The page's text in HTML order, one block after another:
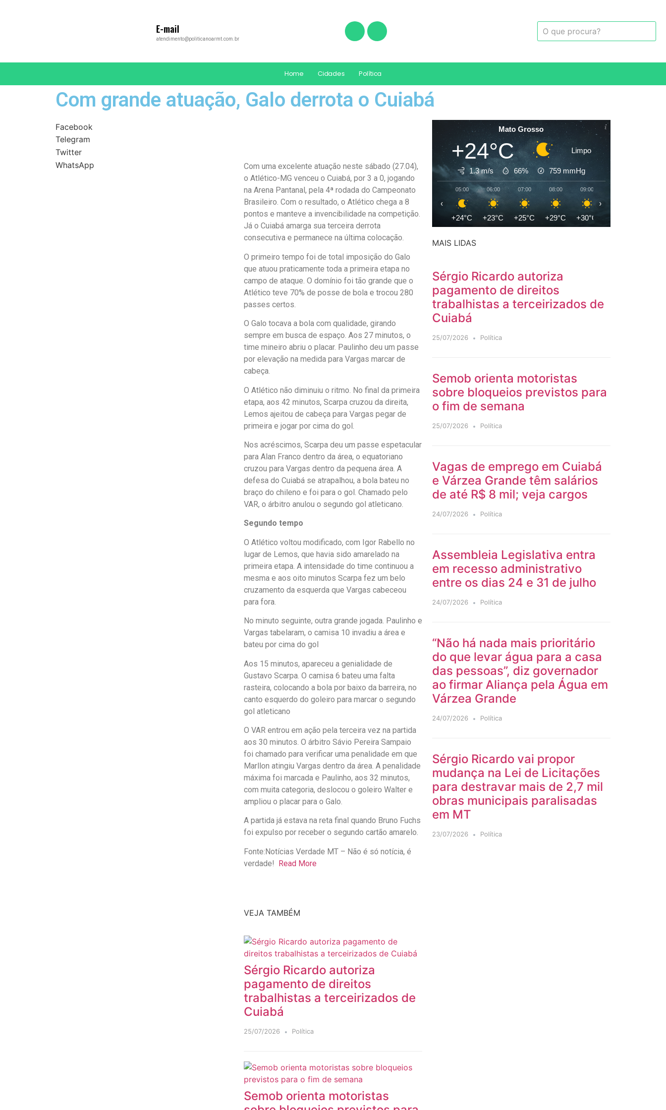
E-mail
atendimento@politicanoarmt.com.br
Home Cidades Política
Com grande atuação, Galo derrota o Cuiabá
Facebook
Telegram
Twitter
WhatsApp
Com uma excelente atuação neste sábado (27.04),
o Atlético-MG venceu o Cuiabá, por 3 a 0, jogando
na Arena Pantanal, pela 4ª rodada do Campeonato
Brasileiro. Com o resultado, o Atlético chega a 8
pontos e manteve a invencibilidade na competição.
Já o Cuiabá amarga sua terceira derrota
consecutiva e permanece na última colocação.
O primeiro tempo foi de total imposição do Galo
que atuou praticamente toda a primeira etapa no
campo de ataque. O domínio foi tão grande que o
Atlético teve 70% de posse de bola e trocou 280
passes certos.
O Galo tocava a bola com qualidade, girando
sempre em busca de espaço. Aos 27 minutos, o
time mineiro abriu o placar. Paulinho deu um passe
por elevação na medida para Vargas marcar de
cabeça.
O Atlético não diminuiu o ritmo. No final da primeira
etapa, aos 42 minutos, Scarpa cruzou da direita,
Lemos ajeitou de cabeça para Vargas pegar de
primeira e jogar por cima do gol.
Nos acréscimos, Scarpa deu um passe espetacular
para Alan Franco dentro da área, o equatoriano
cruzou para Vargas dentro da pequena área. A
defesa do Cuiabá se atrapalhou, a bola bateu no
braço do chileno e foi para o gol. Chamado pelo
VAR, o árbitro anulou o segundo gol atleticano.
Segundo tempo
O Atlético voltou modificado, com Igor Rabello no
lugar de Lemos, que havia sido amarelado na
primeira etapa. A intensidade do time continuou a
mesma e aos oito minutos Scarpa fez um belo
cruzamento da esquerda que Vargas cabeceou
para fora.
No minuto seguinte, outra grande jogada. Paulinho e
Vargas tabelaram, o camisa 10 invadiu a área e
bateu por cima do gol
Aos 15 minutos, apareceu a genialidade de
Gustavo Scarpa. O camisa 6 bateu uma falta
rasteira, colocando a bola por baixo da barreira, no
canto esquerdo do goleiro para marcar o segundo
gol atleticano
O VAR entrou em ação pela terceira vez na partida
aos 30 minutos. O árbitro Sávio Pereira Sampaio
foi chamado para verificar uma penalidade em que
Marllon atingiu Vargas dentro da área. A penalidade
máxima foi marcada e Paulinho, aos 32 minutos,
com muita categoria, deslocou o goleiro Walter e
ampliou o placar para o Galo.
A partida já estava na reta final quando Bruno Fuchs
foi expulso por receber o segundo cartão amarelo.
Fonte:Notícias Verdade MT – Não é só notícia, é
verdade! Read More
VEJA TAMBÉM
Sérgio Ricardo autoriza
pagamento de direitos
trabalhistas a terceirizados de
Cuiabá
25/07/2026 Política
Semob orienta motoristas
Mato Grosso
+24°C Limpo
1.3 m/s 66% 759 mmHg
05:00
+24°C
06:00
+23°C
07:00
+25°C
08:00
+29°C
09:00
+30°C
‹ ›
MAIS LIDAS
Sérgio Ricardo autoriza
pagamento de direitos
trabalhistas a terceirizados de
Cuiabá
25/07/2026 Política
Semob orienta motoristas
sobre bloqueios previstos para
o fim de semana
25/07/2026 Política
Vagas de emprego em Cuiabá
e Várzea Grande têm salários
de até R$ 8 mil; veja cargos
24/07/2026 Política
Assembleia Legislativa entra
em recesso administrativo
entre os dias 24 e 31 de julho
24/07/2026 Política
“Não há nada mais prioritário
do que levar água para a casa
das pessoas”, diz governador
ao firmar Aliança pela Água em
Várzea Grande
24/07/2026 Política
Sérgio Ricardo vai propor
mudança na Lei de Licitações
para destravar mais de 2,7 mil
obras municipais paralisadas
em MT
23/07/2026 Política